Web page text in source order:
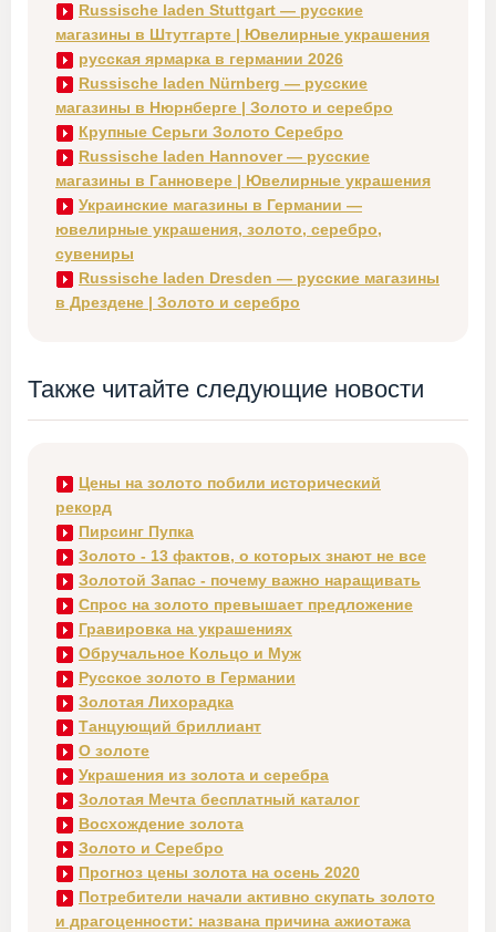
Russische laden Stuttgart — русские
магазины в Штутгарте | Ювелирные украшения
русская ярмарка в германии 2026
Russische laden Nürnberg — русские
магазины в Нюрнберге | Золото и серебро
Крупные Серьги Золото Серебро
Russische laden Hannover — русские
магазины в Ганновере | Ювелирные украшения
Украинские магазины в Германии —
ювелирные украшения, золото, серебро,
сувениры
Russische laden Dresden — русские магазины
в Дрездене | Золото и серебро
Также читайте следующие новости
Цены на золото побили исторический
рекорд
Пирсинг Пупка
Золото - 13 фактов, о которых знают не все
Золотой Запас - почему важно наращивать
Спрос на золото превышает предложение
Гравировка на украшениях
Обручальное Кольцо и Муж
Русское золото в Германии
Золотая Лихорадка
Танцующий бриллиант
О золоте
Украшения из золота и серебра
Золотая Мечта бесплатный каталог
Восхождение золота
Золото и Серебро
Прогноз цены золота на осень 2020
Потребители начали активно скупать золото
и драгоценности: названа причина ажиотажа